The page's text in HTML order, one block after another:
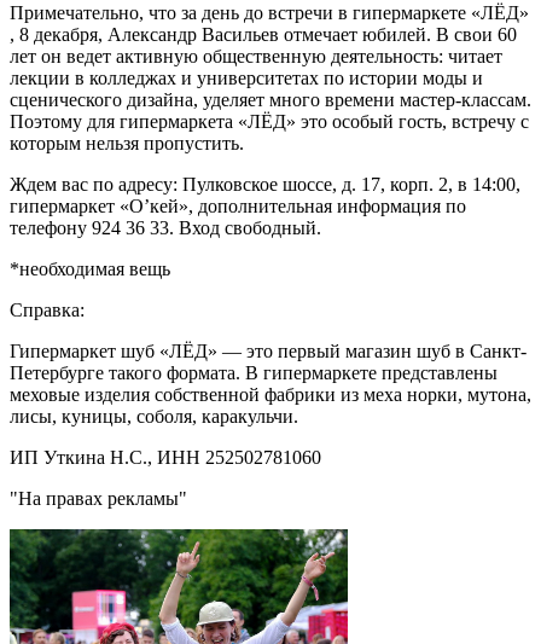
Примечательно, что за день до встречи в гипермаркете «ЛЁД»
, 8 декабря, Александр Васильев отмечает юбилей. В свои 60
лет он ведет активную общественную деятельность: читает
лекции в колледжах и университетах по истории моды и
сценического дизайна, уделяет много времени мастер-классам.
Поэтому для гипермаркета «ЛЁД» это особый гость, встречу с
которым нельзя пропустить.
Ждем вас по адресу: Пулковское шоссе, д. 17, корп. 2, в 14:00,
гипермаркет «О’кей», дополнительная информация по
телефону 924 36 33. Вход свободный.
*необходимая вещь
Справка:
Гипермаркет шуб «ЛЁД» — это первый магазин шуб в Санкт-
Петербурге такого формата. В гипермаркете представлены
меховые изделия собственной фабрики из меха норки, мутона,
лисы, куницы, соболя, каракульчи.
ИП Уткина Н.С., ИНН 252502781060
"На правах рекламы"